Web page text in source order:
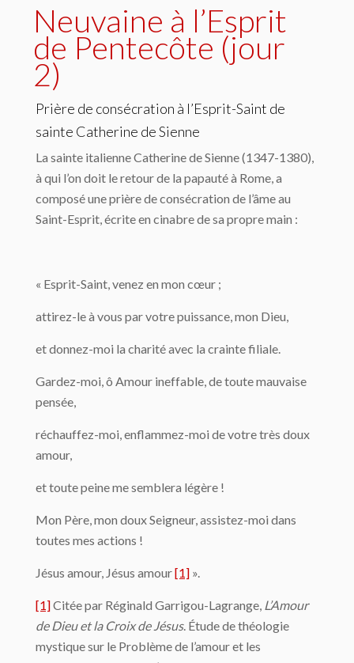
Neuvaine à l’Esprit
de Pentecôte (jour
2)
Prière de consécration à l’Esprit-Saint de
sainte Catherine de Sienne
La sainte italienne Catherine de Sienne (1347-1380),
à qui l’on doit le retour de la papauté à Rome, a
composé une prière de consécration de l’âme au
Saint-Esprit, écrite en cinabre de sa propre main :
« Esprit-Saint, venez en mon cœur ;
attirez-le à vous par votre puissance, mon Dieu,
et donnez-moi la charité avec la crainte filiale.
Gardez-moi, ô Amour ineffable, de toute mauvaise
pensée,
réchauffez-moi, enflammez-moi de votre très doux
amour,
et toute peine me semblera légère !
Mon Père, mon doux Seigneur, assistez-moi dans
toutes mes actions !
Jésus amour, Jésus amour[1] ».
[1]Citée par Réginald Garrigou-Lagrange, L’Amour
de Dieu et la Croix de Jésus. Étude de théologie
mystique sur le Problème de l’amour et les